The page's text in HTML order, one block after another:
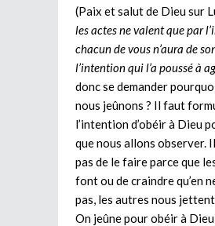
(Paix et salut de Dieu sur
les actes ne valent que par
chacun de vous n’aura de
l’intention qui l’a poussé à
donc se demander
nous jeûnons ? Il faut
l’intention d’obéir à Dieu
que nous allons observer.
pas de le faire parce que
font ou de craindre qu’en
pas, les autres nous jettent
On jeûne pour obéir à